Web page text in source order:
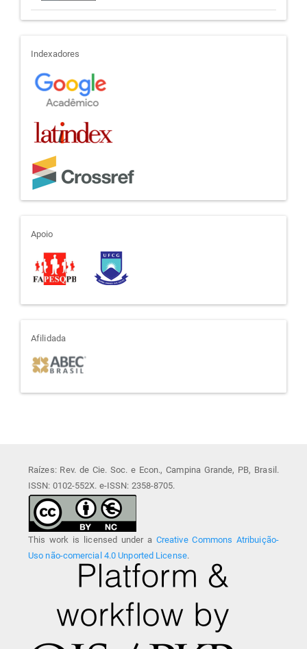
indexadores
Indexadores
apoio
Apoio
afiliada
Afilidada
Raízes: Rev. de Cie. Soc. e Econ., Campina Grande, PB, Brasil.
ISSN: 0102-552X. e-ISSN: 2358-8705.
This work is licensed under a Creative Commons Atribuição-
Uso não-comercial 4.0 Unported License.